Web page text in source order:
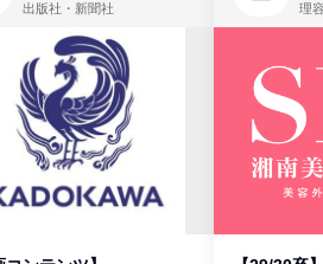
出版社・新聞社